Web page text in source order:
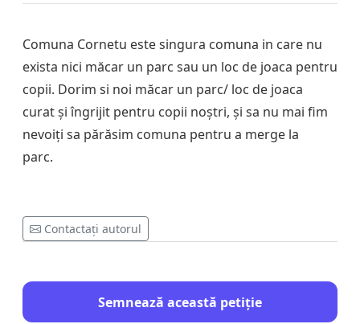
Comuna Cornetu este singura comuna in care nu
exista nici măcar un parc sau un loc de joaca pentru
copii. Dorim si noi măcar un parc/ loc de joaca
curat și îngrijit pentru copii noștri, și sa nu mai fim
nevoiți sa părăsim comuna pentru a merge la
parc.
Contactați autorul
Semnează această petiție